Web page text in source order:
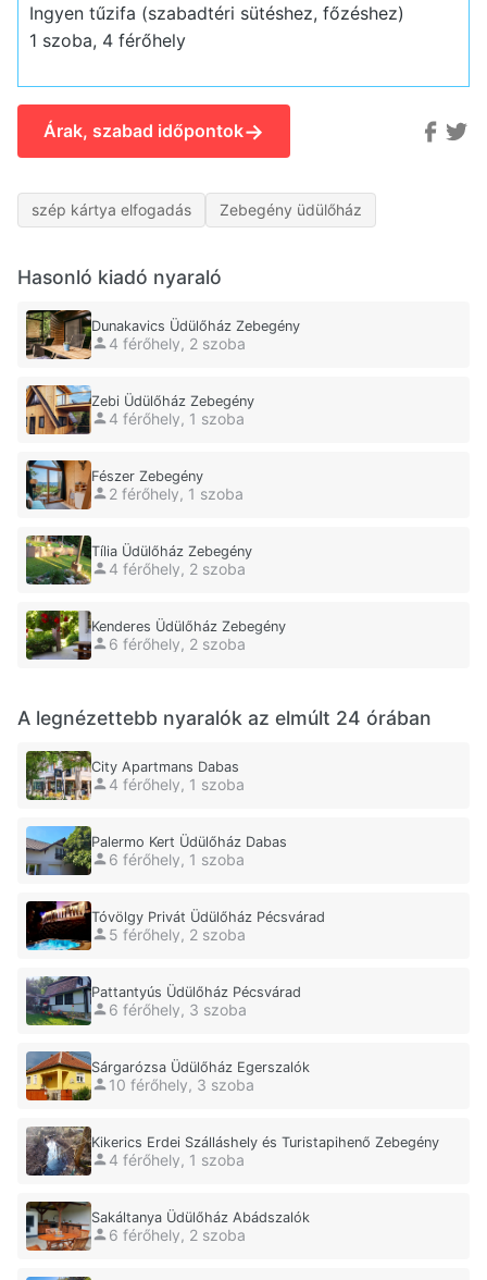
Ingyen tűzifa (szabadtéri sütéshez, főzéshez)
1 szoba, 4 férőhely
Árak, szabad időpontok→
szép kártya elfogadás Zebegény üdülőház
Hasonló kiadó nyaraló
Dunakavics Üdülőház Zebegény
4 férőhely, 2 szoba
Zebi Üdülőház Zebegény
4 férőhely, 1 szoba
Fészer Zebegény
2 férőhely, 1 szoba
Tília Üdülőház Zebegény
4 férőhely, 2 szoba
Kenderes Üdülőház Zebegény
6 férőhely, 2 szoba
A legnézettebb nyaralók az elmúlt 24 órában
City Apartmans Dabas
4 férőhely, 1 szoba
Palermo Kert Üdülőház Dabas
6 férőhely, 1 szoba
Tóvölgy Privát Üdülőház Pécsvárad
5 férőhely, 2 szoba
Pattantyús Üdülőház Pécsvárad
6 férőhely, 3 szoba
Sárgarózsa Üdülőház Egerszalók
10 férőhely, 3 szoba
Kikerics Erdei Szálláshely és Turistapihenő Zebegény
4 férőhely, 1 szoba
Sakáltanya Üdülőház Abádszalók
6 férőhely, 2 szoba